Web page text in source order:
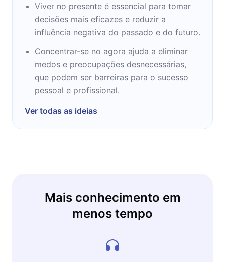
profunda, poderosa.
Viver no presente é essencial para tomar
decisões mais eficazes e reduzir a
influência negativa do passado e do futuro.
Concentrar-se no agora ajuda a eliminar
medos e preocupações desnecessárias,
que podem ser barreiras para o sucesso
pessoal e profissional.
Ver todas as ideias
Mais conhecimento em
menos tempo